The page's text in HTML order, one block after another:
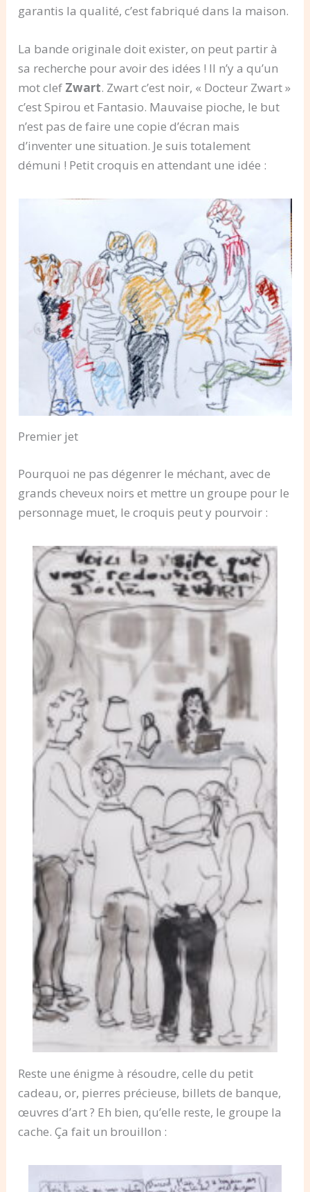
garantis la qualité, c’est fabriqué dans la maison.
La bande originale doit exister, on peut partir à
sa recherche pour avoir des idées ! Il n’y a qu’un
mot clef Zwart. Zwart c’est noir, « Docteur Zwart »
c’est Spirou et Fantasio. Mauvaise pioche, le but
n’est pas de faire une copie d’écran mais
d’inventer une situation. Je suis totalement
démuni ! Petit croquis en attendant une idée :
Premier jet
Pourquoi ne pas dégenrer le méchant, avec de
grands cheveux noirs et mettre un groupe pour le
personnage muet, le croquis peut y pourvoir :
Reste une énigme à résoudre, celle du petit
cadeau, or, pierres précieuse, billets de banque,
œuvres d’art ? Eh bien, qu’elle reste, le groupe la
cache. Ça fait un brouillon :